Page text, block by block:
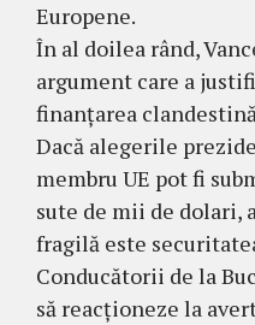
Europene.
În al doilea rând,
argument care a
finanțarea
Dacă alegerile
membru UE pot fi
sute de mii de dolari,
fragilă este
Conducătorii de la
să reacționeze la